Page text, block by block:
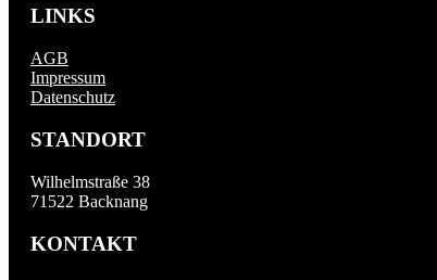
LINKS
AGB
Impressum
Datenschutz
STANDORT
Wilhelmstraße 38
71522 Backnang
KONTAKT